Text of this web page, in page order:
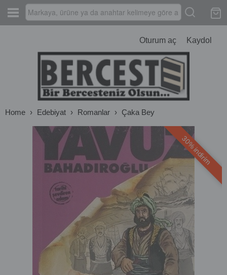
Oturum aç Kaydol
Home › Edebiyat › Romanlar › Çaka Bey
30% indirim